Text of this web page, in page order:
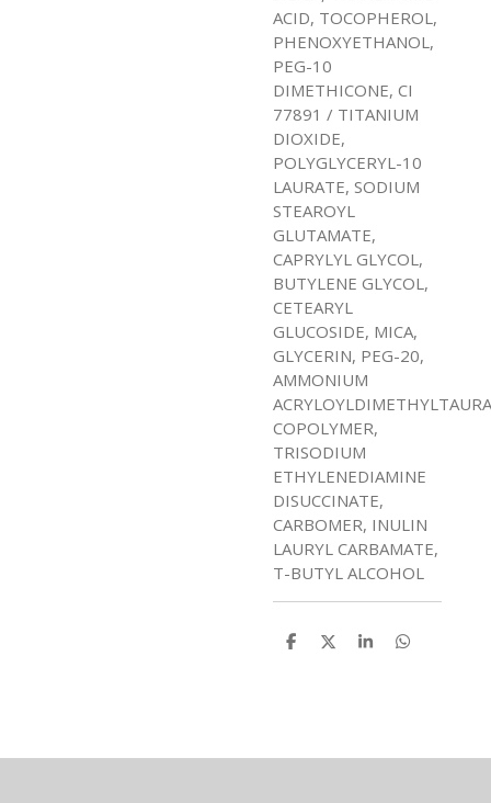
ACID, TOCOPHEROL,
PHENOXYETHANOL,
PEG-10
DIMETHICONE, CI
77891 / TITANIUM
DIOXIDE,
POLYGLYCERYL-10
LAURATE, SODIUM
STEAROYL
GLUTAMATE,
CAPRYLYL GLYCOL,
BUTYLENE GLYCOL,
CETEARYL
GLUCOSIDE, MICA,
GLYCERIN, PEG-20,
AMMONIUM
COPOLYMER,
TRISODIUM
ETHYLENEDIAMINE
DISUCCINATE,
CARBOMER, INULIN
LAURYL CARBAMATE,
T-BUTYL ALCOHOL
D
D
D
D